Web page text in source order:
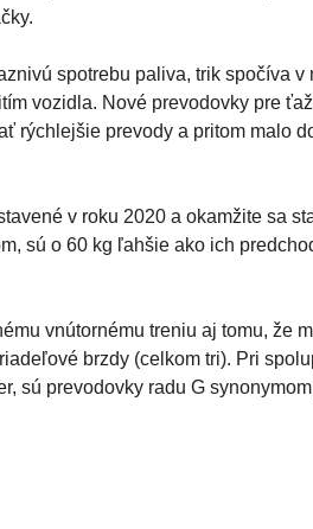
spotrebu paliva, trik spočíva v
vozidla. Nové prevodovky pre
rýchlejšie prevody a pritom malo
v roku 2020 a okamžite sa
sú o 60 kg ľahšie ako ich
vnútornému treniu aj tomu, že
brzdy (celkom tri). Pri
sú prevodovky radu G